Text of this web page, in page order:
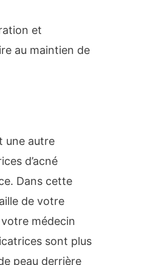
et
au maintien de
une autre
d’acné
Dans cette
de votre
médecin
sont plus
peau derrière